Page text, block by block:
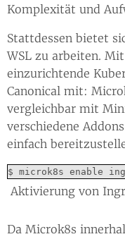
Komplexität und
Stattdessen bietet
WSL zu arbeiten.
einzurichtende
Canonical mit:
vergleichbar mit
verschiedene
einfach
Aktivierung von
$ microk8s enable
Da Microk8s